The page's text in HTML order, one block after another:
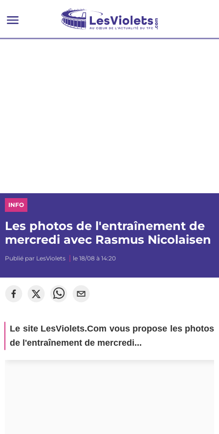
Nicolaisen
INFO
Les photos de l'entraînement de
mercredi avec Rasmus Nicolaisen
Publié par LesViolets le 18/08 à 14:20
Le site LesViolets.Com vous propose les photos
de l'entraînement de mercredi...